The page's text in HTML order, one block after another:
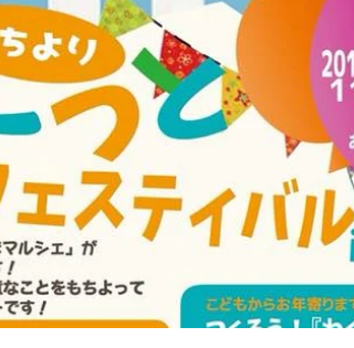
2019年7月15日
ICC2019TOKYO（国際地図
学会議）出展